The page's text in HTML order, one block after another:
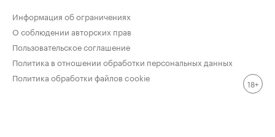
Информация об ограничениях
О соблюдении авторских прав
Пользовательское соглашение
Политика в отношении обработки персональных данных
Политика обработки файлов cookie
18+